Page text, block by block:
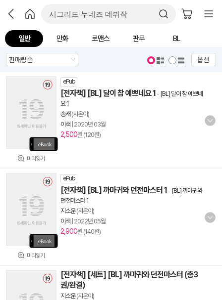
일반 만화 로맨스 판무 BL
옵션
미리읽기
ePub
[전자책] [BL] 달이 참 예쁘네요 1 - [BL] 달이 참 예쁘네
요 1
송캐 (지은이)
이색 2020년 03월
2,500원 (120원)
미리읽기
ePub
[전자책] [BL] 까마귀와 던전마스터 1 - [BL] 까마귀와
던전마스터 1
지소운(지은이)
이색 2022년 05월
2,900원 (140원)
[전자책] [세트] [BL] 까마귀와 던전마스터 (총3
권/완결)
지소운(지은이)